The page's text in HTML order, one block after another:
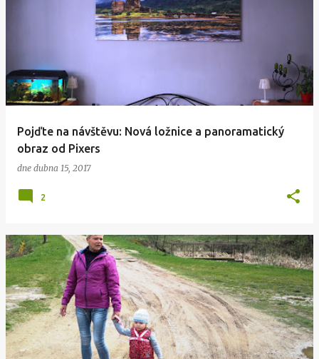
Pojďte na návštěvu: Nová ložnice a panoramatický
obraz od Pixers
dne dubna 15, 2017
2